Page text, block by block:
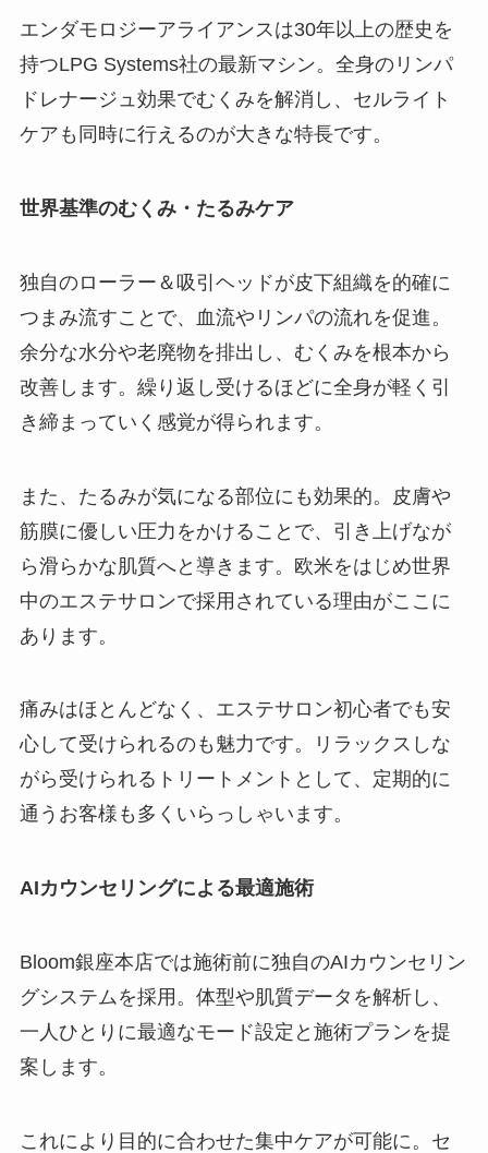
エンダモロジーアライアンスは30年以上の歴史を
持つLPG Systems社の最新マシン。全身のリンパ
ドレナージュ効果でむくみを解消し、セルライト
ケアも同時に行えるのが大きな特長です。
世界基準のむくみ・たるみケア
独自のローラー＆吸引ヘッドが皮下組織を的確に
つまみ流すことで、血流やリンパの流れを促進。
余分な水分や老廃物を排出し、むくみを根本から
改善します。繰り返し受けるほどに全身が軽く引
き締まっていく感覚が得られます。
また、たるみが気になる部位にも効果的。皮膚や
筋膜に優しい圧力をかけることで、引き上げなが
ら滑らかな肌質へと導きます。欧米をはじめ世界
中のエステサロンで採用されている理由がここに
あります。
痛みはほとんどなく、エステサロン初心者でも安
心して受けられるのも魅力です。リラックスしな
がら受けられるトリートメントとして、定期的に
通うお客様も多くいらっしゃいます。
AIカウンセリングによる最適施術
Bloom銀座本店では施術前に独自のAIカウンセリン
グシステムを採用。体型や肌質データを解析し、
一人ひとりに最適なモード設定と施術プランを提
案します。
これにより目的に合わせた集中ケアが可能に。セ